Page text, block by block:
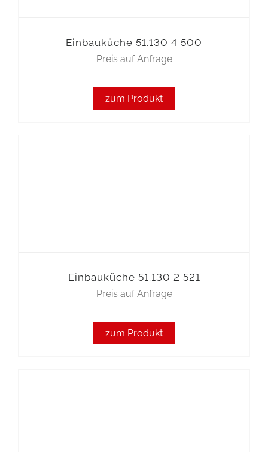
Einbauküche 51.130 4 500
Preis auf Anfrage
zum Produkt
Einbauküche 51.130 2 521
Preis auf Anfrage
zum Produkt